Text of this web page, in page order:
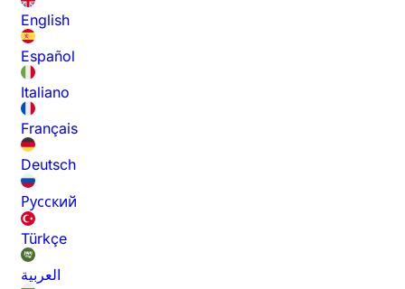
English
Español
Italiano
Français
Deutsch
Русский
Türkçe
العربية